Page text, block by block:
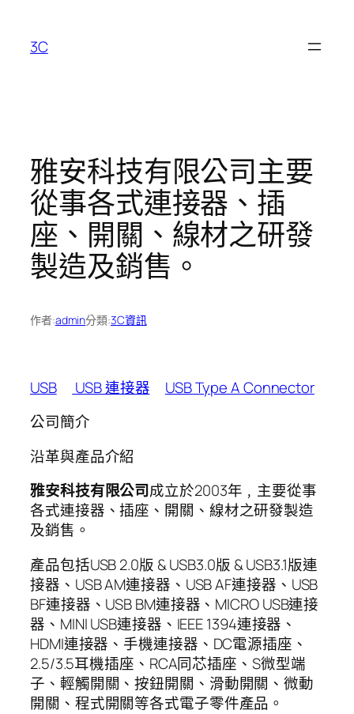
3C
雅安科技有限公司主要
從事各式連接器、插
座、開關、線材之研發
製造及銷售。
作者:admin分類:3C資訊
USB USB 連接器
USB Type A Connector
公司簡介
沿革與產品介紹
雅安科技有限公司成立於2003年﹐主要從事
各式連接器、插座、開關、線材之研發製造
及銷售。
產品包括USB 2.0版 & USB3.0版 & USB3.1版連
接器、USB AM連接器、USB AF連接器、USB
BF連接器、USB BM連接器、MICRO USB連接
器、MINI USB連接器、IEEE 1394連接器、
HDMI連接器、手機連接器、DC電源插座、
2.5/3.5耳機插座、RCA同芯插座、S微型端
子、輕觸開關、按鈕開關、滑動開關、微動
開關、程式開關等各式電子零件產品。